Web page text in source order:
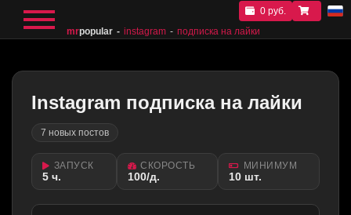
mrpopular instagram подписка на лайки
0 руб.
Instagram подписка на лайки
7 новых постов
ЗАПУСК
5 ч.
СКОРОСТЬ
100/д.
МИНИМУМ
10 шт.